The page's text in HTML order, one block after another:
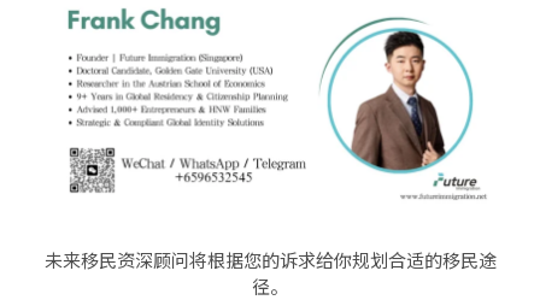
未来移民资深顾问将根据您的诉求给你规划合适的移民途
径。